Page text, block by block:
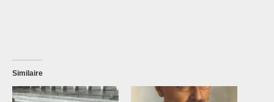
Similaire